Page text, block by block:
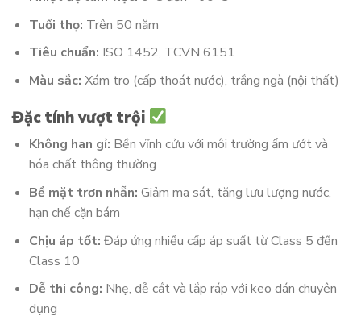
Tuổi thọ: Trên 50 năm
Tiêu chuẩn: ISO 1452, TCVN 6151
Màu sắc: Xám tro (cấp thoát nước), trắng ngà (nội thất)
Đặc tính vượt trội
Không han gỉ: Bền vĩnh cửu với môi trường ẩm ướt và
hóa chất thông thường
Bề mặt trơn nhẵn: Giảm ma sát, tăng lưu lượng nước,
hạn chế cặn bám
Chịu áp tốt: Đáp ứng nhiều cấp áp suất từ Class 5 đến
Class 10
Dễ thi công: Nhẹ, dễ cắt và lắp ráp với keo dán chuyên
dụng